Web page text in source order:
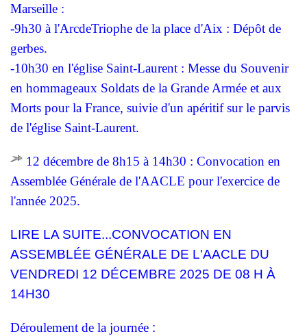
Marseille :
-9h30 à l'ArcdeTriophe de la place d'Aix : Dépôt de
gerbes.
-10h30 en l'église Saint-Laurent : Messe du Souvenir
en hommageaux Soldats de la Grande Armée et aux
Morts pour la France, suivie d'un apéritif sur le parvis
de l'église Saint-Laurent.
12 décembre de 8h15 à 14h30 : Convocation en
Assemblée Générale de l'AACLE pour l'exercice de
l'année 2025.
LIRE LA SUITE...CONVOCATION EN
ASSEMBLÉE GÉNÉRALE DE L'AACLE DU
VENDREDI 12 DÉCEMBRE 2025 DE 08 H À
14H30
Déroulement de la journée :